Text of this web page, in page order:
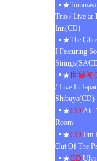
Trio / Live at
Inn(CD)
★The
I Featuring
★世界初
/ Live In
Shibuya(CD)
★CD Ale
Room
★CD Jim
Out Of The
★CD